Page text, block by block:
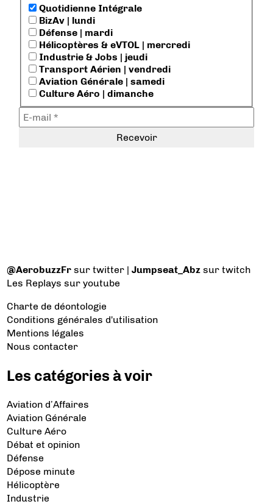
Quotidienne Intégrale
BizAv | lundi
Défense | mardi
Hélicoptères & eVTOL | mercredi
Industrie & Jobs | jeudi
Transport Aérien | vendredi
Aviation Générale | samedi
Culture Aéro | dimanche
@AerobuzzFr sur twitter |Jumpseat_Abz sur twitch
Les Replays sur youtube
Charte de déontologie
Conditions générales d'utilisation
Mentions légales
Nous contacter
Les catégories à voir
Aviation d’Affaires
Aviation Générale
Culture Aéro
Débat et opinion
Défense
Dépose minute
Hélicoptère
Industrie